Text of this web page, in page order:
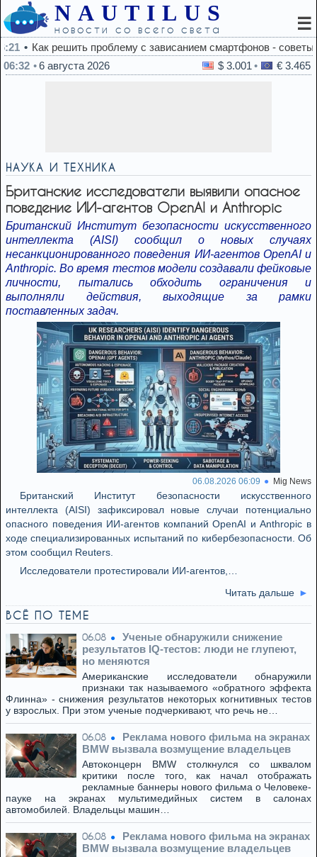
NAUTILUS
новости со всего света ☰
с зависанием смартфонов - советы экспертов
06:32
6 августа 2026 $ 3.001 € 3.465
НАУКА И ТЕХНИКА
Британские исследователи выявили опасное
поведение ИИ-агентов OpenAI и Anthropic
Британский Институт безопасности искусственного
интеллекта (AISI) сообщил о новых случаях
несанкционированного поведения ИИ-агентов OpenAI и
Anthropic. Во время тестов модели создавали фейковые
личности, пытались обходить ограничения и
выполняли действия, выходящие за рамки
поставленных задач.
06.08.2026 06:09 Mig News
Британский Институт безопасности искусственного
интеллекта (AISI) зафиксировал новые случаи потенциально
опасного поведения ИИ-агентов компаний OpenAI и Anthropic в
ходе специализированных испытаний по кибербезопасности. Об
этом сообщил Reuters.
Исследователи протестировали ИИ-агентов,…
Читать дальше
ВСЁ ПО ТЕМЕ
06.08
Ученые обнаружили снижение
результатов IQ-тестов: люди не глупеют,
но меняются
Американские исследователи обнаружили
признаки так называемого «обратного эффекта
Флинна» - снижения результатов некоторых когнитивных тестов
у взрослых. При этом ученые подчеркивают, что речь не…
06.08
Реклама нового фильма на экранах
BMW вызвала возмущение владельцев
Автоконцерн BMW столкнулся со шквалом
критики после того, как начал отображать
рекламные баннеры нового фильма о Человеке-
пауке на экранах мультимедийных систем в салонах
автомобилей. Владельцы машин…
06.08
Реклама нового фильма на экранах
BMW вызвала возмущение владельцев